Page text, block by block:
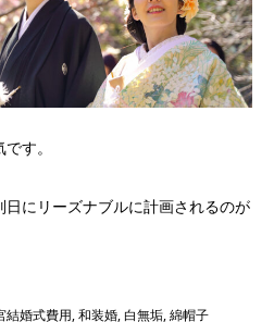
す。
にリーズナブルに計画されるのが
結婚式費用,和装婚,白無垢,綿帽子